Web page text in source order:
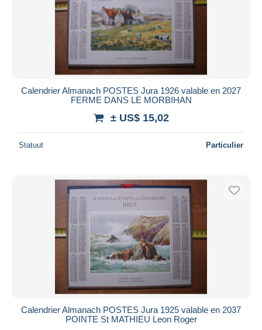
Calendrier Almanach POSTES Jura 1926 valable en 2027
FERME DANS LE MORBIHAN
± US$ 15,02
Statuut Particulier
Calendrier Almanach POSTES Jura 1925 valable en 2037
POINTE St MATHIEU Leon Roger